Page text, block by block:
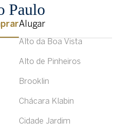
Paulo
Alugar
Alto da Boa Vista
Alto de Pinheiros
Brooklin
Chácara Klabin
Cidade Jardim